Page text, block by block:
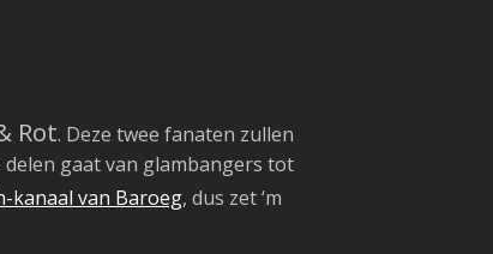
Rot. Deze twee fanaten zullen
gaat van glambangers tot
kanaal van Baroeg, dus zet ‘m